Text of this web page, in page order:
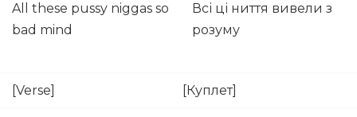
All these pussy niggas so
bad mind
Всі ці ниття вивели з
розуму
[Verse] [Куплет]